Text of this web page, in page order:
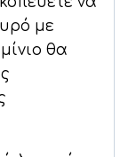
με
θα